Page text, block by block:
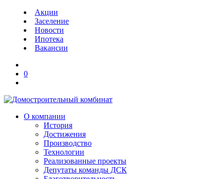
Акции
Заселение
Новости
Ипотека
Вакансии
0
О компании
История
Достижения
Производство
Технологии
Реализованные проекты
Депутаты команды ДСК